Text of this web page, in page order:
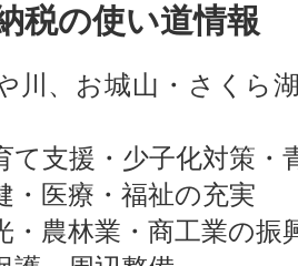
税の使い道情報
川、お城山・さくら
て支援・少子化対策・
・医療・福祉の充実
・農林業・商工業の振